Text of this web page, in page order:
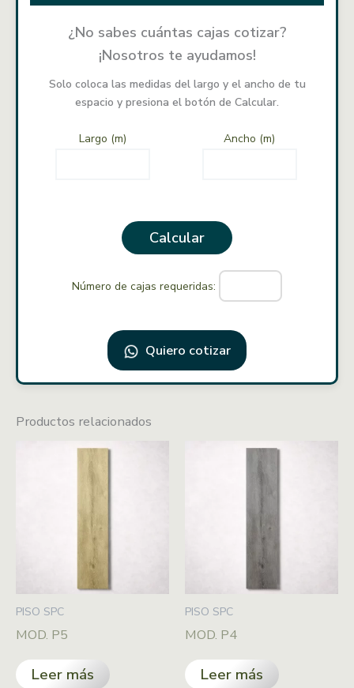
Margen
2.40m x 8cm
¿No sabes cuántas cajas cotizar?
¡Nosotros te ayudamos!
Solo coloca las medidas del largo y el ancho de tu
espacio y presiona el botón de Calcular.
Largo (m) Ancho (m)
Calcular
Número de cajas requeridas:
Quiero cotizar
Productos relacionados
PISO SPC
MOD. P5
Leer más
PISO SPC
MOD. P4
Leer más